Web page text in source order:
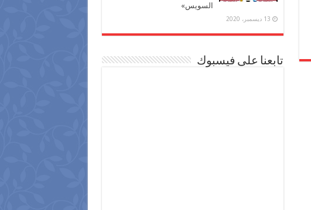
السويس»
13 ديسمبر، 2020
تابعنا على فيسبوك